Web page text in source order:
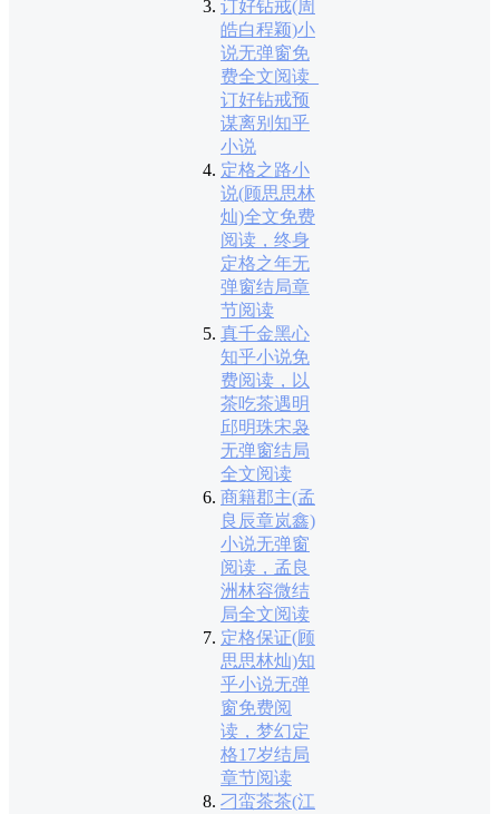
订好钻戒(周
皓白程颖)小
说无弹窗免
费全文阅读_
订好钻戒预
谋离别知乎
小说
定格之路小
说(顾思思林
灿)全文免费
阅读，终身
定格之年无
弹窗结局章
节阅读
真千金黑心
知乎小说免
费阅读，以
茶吃茶遇明
邱明珠宋袅
无弹窗结局
全文阅读
商籍郡主(孟
良辰章岚鑫)
小说无弹窗
阅读，孟良
洲林容微结
局全文阅读
定格保证(顾
思思林灿)知
乎小说无弹
窗免费阅
读，梦幻定
格17岁结局
章节阅读
刁蛮茶茶(江